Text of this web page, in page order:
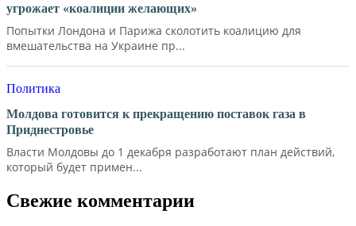
угрожает «коалиции желающих»
Попытки Лондона и Парижа сколотить коалицию для
вмешательства на Украине пр...
Политика
Молдова готовится к прекращению поставок газа в
Приднестровье
Власти Молдовы до 1 декабря разработают план действий,
который будет примен...
Свежие комментарии